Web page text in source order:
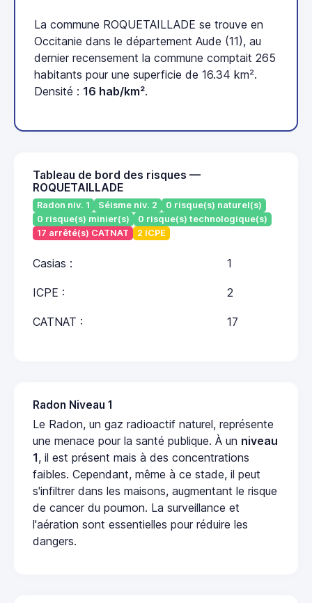
La commune ROQUETAILLADE se trouve en
Occitanie dans le département Aude (11), au
dernier recensement la commune comptait 265
habitants pour une superficie de 16.34 km².
Densité : 16 hab/km².
Tableau de bord des risques —
ROQUETAILLADE
Radon niv. 1 Séisme niv. 2
0 risque(s) naturel(s)
0 risque(s) minier(s)
0 risque(s) technologique(s)
17 arrêté(s) CATNAT
2 ICPE
Casias : 1
ICPE : 2
CATNAT : 17
Radon Niveau 1
Le Radon, un gaz radioactif naturel, représente
une menace pour la santé publique. À un niveau
1, il est présent mais à des concentrations
faibles. Cependant, même à ce stade, il peut
s'infiltrer dans les maisons, augmentant le risque
de cancer du poumon. La surveillance et
l'aération sont essentielles pour réduire les
dangers.